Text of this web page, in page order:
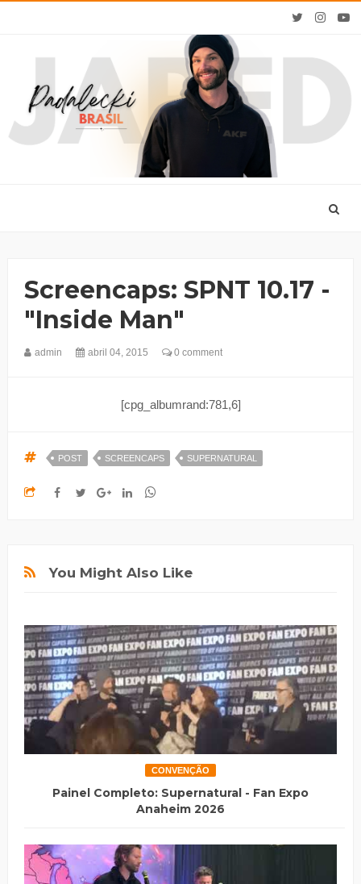
Screencaps: SPNT 10.17 -
"Inside Man"
admin abril 04, 2015 0 comment
[cpg_albumrand:781,6]
POST SCREENCAPS SUPERNATURAL
You Might Also Like
CONVENÇÃO
Painel Completo: Supernatural - Fan Expo
Anaheim 2026